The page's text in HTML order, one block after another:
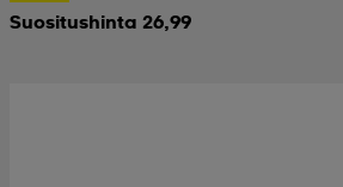
Suositushinta 26,99